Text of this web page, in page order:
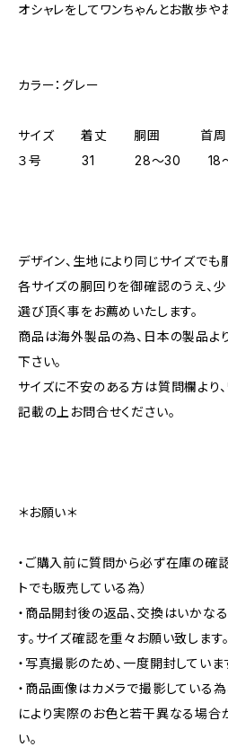
オシャレをしてワンちゃんとお散歩
カラー：グレー
サイズ 着丈 胴囲 首
３号 31 28～30 18
デザイン、生地により同じサイズでも
各サイズの胴回りを御確認のうえ、
選び頂く事をお薦めいたします。
商品は海外製品の為、日本の製品よ
下さい。
サイズに不安のある方は質問欄より
記載の上お問合せください。
＊お願い＊
・ご購入前に質問から必ず在庫の確
トでも販売している為）
・商品開封後の返品、交換はいかな
す。サイズ確認を重々お願い致します。
・写真撮影のため、一度開封していま
・商品画像はカメラで撮影している
により実際のお色と若干異なる場合
い。